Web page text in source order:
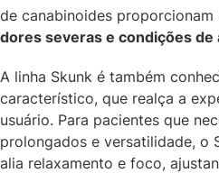
de canabinoides proporcionam
dores severas e condições de
A linha Skunk é também
característico, que realça a
usuário. Para pacientes que
prolongados e versatilidade, o
alia relaxamento e foco,